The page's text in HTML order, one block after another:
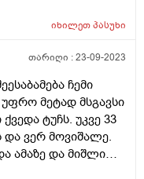
თუ მაქვს ეს
მისი
შანსი იმის,
გაქრეს და კანმა
გარკვეული
იხილეთპასუხი
თარიღი :23-09-2023
ჩემი
უფრო მეტად მსგავსი
ტუჩს. უკვე 33
და ვერ მოვიშალე.
ამაზე და მიშლიდა